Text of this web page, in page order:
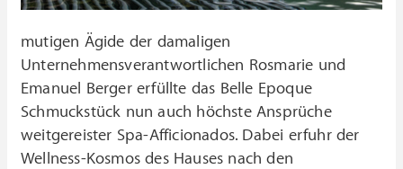
mutigen Ägide der damaligen
Unternehmensverantwortlichen Rosmarie und
Emanuel Berger erfüllte das Belle Epoque
Schmuckstück nun auch höchste Ansprüche
weitgereister Spa-Afficionados. Dabei erfuhr der
Wellness-Kosmos des Hauses nach den